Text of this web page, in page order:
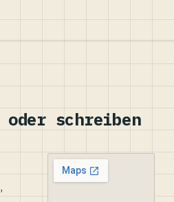
oder schreiben